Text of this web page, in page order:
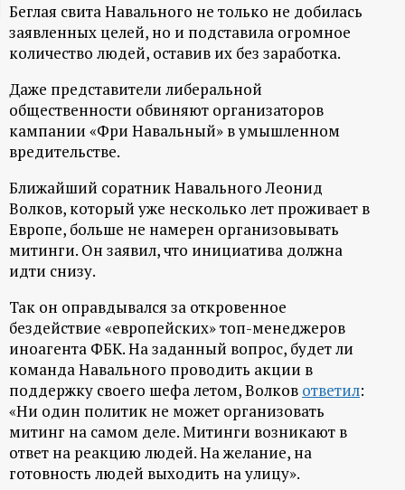
ц
и
о
н
н
ы
й
п
о
р
т
Беглая свита Навального не только не добилась
заявленных целей, но и подставила огромное
количество людей, оставив их без заработка.
Даже представители либеральной
общественности обвиняют организаторов
кампании «Фри Навальный» в умышленном
вредительстве.
Ближайший соратник Навального Леонид
Волков, который уже несколько лет проживает в
Европе, больше не намерен организовывать
митинги. Он заявил, что инициатива должна
идти снизу.
Так он оправдывался за откровенное
бездействие «европейских» топ-менеджеров
иноагента ФБК. На заданный вопрос, будет ли
команда Навального проводить акции в
поддержку своего шефа летом, Волков ответил:
«Ни один политик не может организовать
митинг на самом деле. Митинги возникают в
ответ на реакцию людей. На желание, на
готовность людей выходить на улицу».